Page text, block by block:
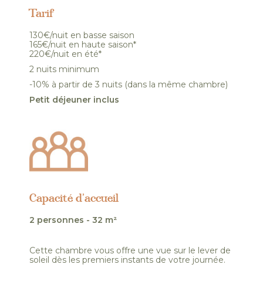
Tarif
130€/nuit en basse saison
165€/nuit en haute saison*
220€/nuit en été*
2 nuits minimum
-10% à partir de 3 nuits (dans la même chambre)
Petit déjeuner inclus
Capacité d’accueil
2 personnes - 32 m²
Cette chambre vous offre une vue sur le lever de
soleil dès les premiers instants de votre journée.